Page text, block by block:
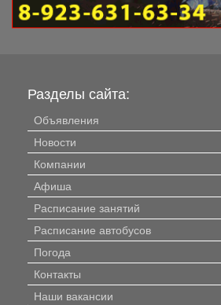
Разделы сайта:
Объявления
Новости
Компании
Афиша
Расписание занятий
Расписание автобусов
Погода
Контакты
Наши вакансии